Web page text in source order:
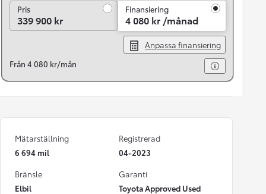
PrisPris
339 900 kr
Finansiering
4 080 kr /månad
Anpassa finansiering
Från 4 080 kr/mån
Mätarställning
6 694 mil
Registrerad
04-2023
Bränsle
Elbil
Garanti
Toyota Approved Used